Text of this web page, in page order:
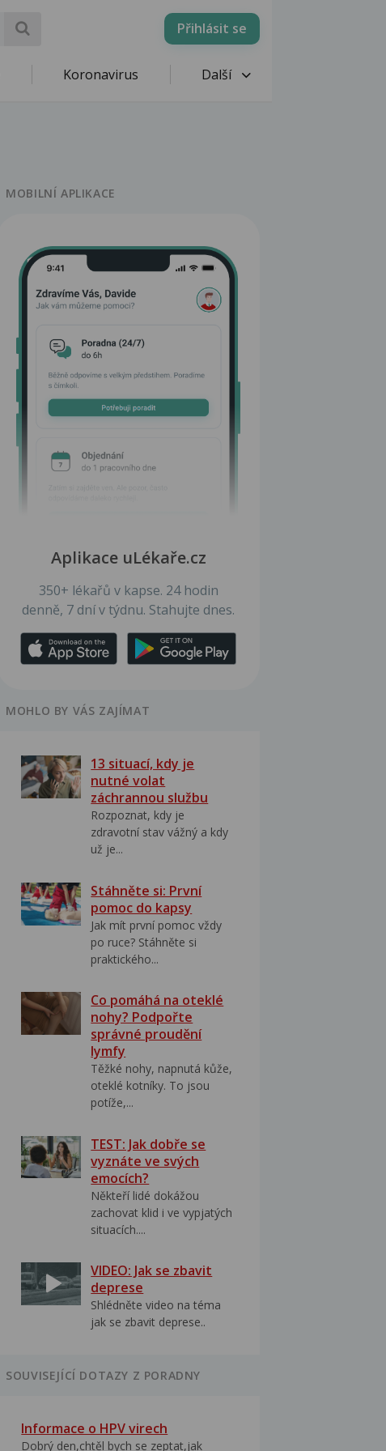
Přihlásit se
Koronavirus Další
MOBILNÍ APLIKACE
Aplikace uLékaře.cz
350+ lékařů v kapse. 24 hodin
denně, 7 dní v týdnu. Stahujte dnes.
MOHLO BY VÁS ZAJÍMAT
13 situací, kdy je
nutné volat
záchrannou službu
Rozpoznat, kdy je
zdravotní stav vážný a kdy
už je...
Stáhněte si: První
pomoc do kapsy
Jak mít první pomoc vždy
po ruce? Stáhněte si
praktického...
Co pomáhá na oteklé
nohy? Podpořte
správné proudění
lymfy
Těžké nohy, napnutá kůže,
oteklé kotníky. To jsou
potíže,...
TEST: Jak dobře se
vyznáte ve svých
emocích?
Někteří lidé dokážou
zachovat klid i ve vypjatých
situacích....
VIDEO: Jak se zbavit
deprese
Shlédněte video na téma
jak se zbavit deprese..
SOUVISEJÍCÍ DOTAZY Z PORADNY
Informace o HPV virech
Dobrý den,chtěl bych se zeptat,jak